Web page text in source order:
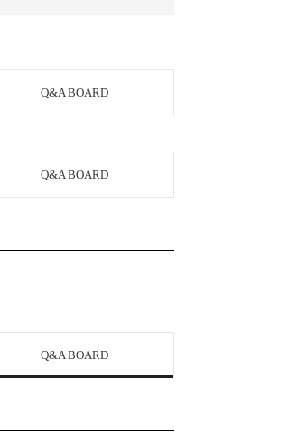
Q&A BOARD
Q&A BOARD
Q&A BOARD